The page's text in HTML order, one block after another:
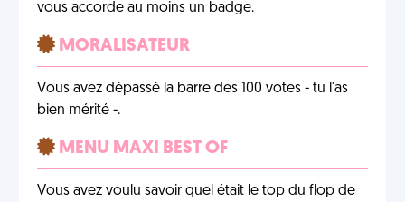
vous accorde au moins un badge.
MORALISATEUR
Vous avez dépassé la barre des 100 votes - tu l'as
bien mérité -.
MENU MAXI BEST OF
Vous avez voulu savoir quel était le top du flop de